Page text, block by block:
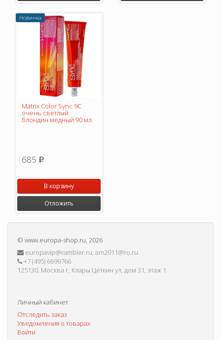
Новинка
Matrix Color Sync 9C
очень светлый
блондин медный 90 мл
685 p
В корзину
Отложить
© www.europa-shop.ru, 2026
europavip@rambler.ru, am2011@ro.ru
+7 (495) 6699766
125130, Москва г, Клары Цеткин ул, дом 31, этаж 1
Личный кабинет
Отследить заказ
Уведомления о товарах
Войти